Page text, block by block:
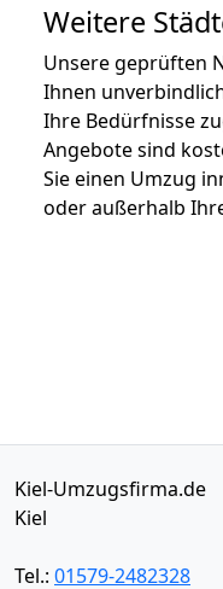
Weitere
Unsere geprüften
Ihnen
Ihre Bedürfnisse
Angebote sind
Sie einen Umzug
oder außerhalb
Kiel-Umzugsfirma.de
Kiel
Tel.: 01579-2482328